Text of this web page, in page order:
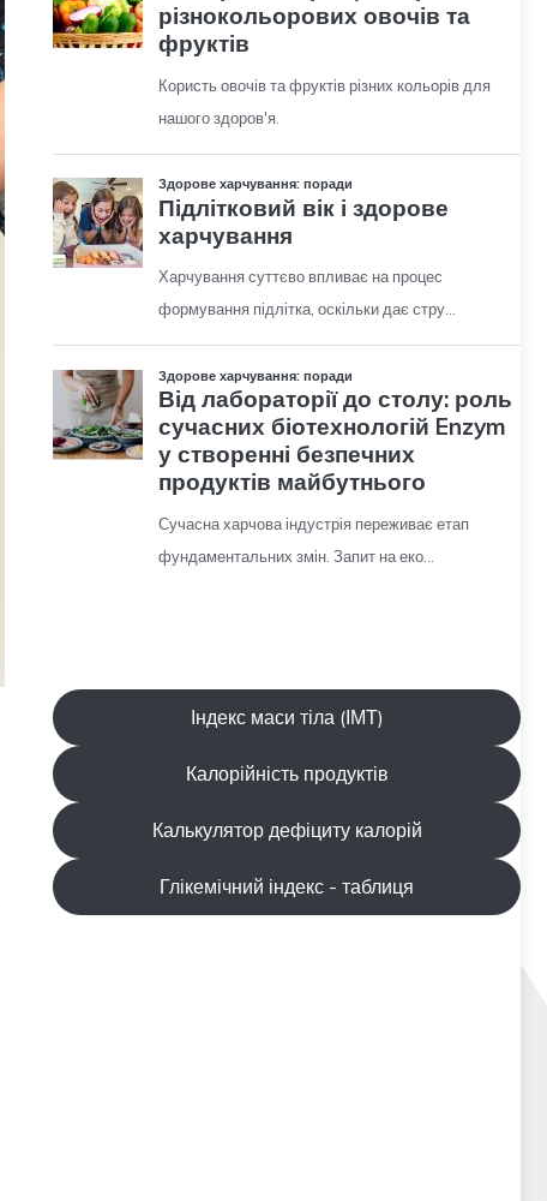
Індекс маси тіла (ІМТ)
Калорійність продуктів
Калькулятор дефіциту калорій
Глікемічний індекс - таблиця